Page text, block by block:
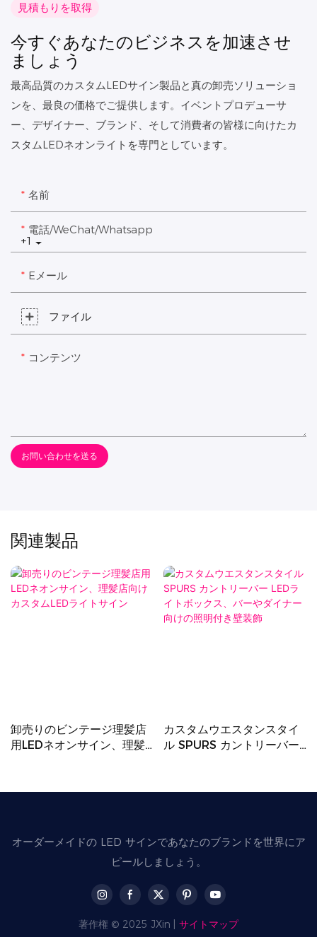
見積もりを取得
今すぐあなたのビジネスを加速させ
ましょう
最高品質のカスタムLEDサイン製品と真の卸売ソリューショ
ンを、最良の価格でご提供します。イベントプロデューサ
ー、デザイナー、ブランド、そして消費者の皆様に向けたカ
スタムLEDネオンライトを専門としています。
名前
+1
電話/WeChat/Whatsapp
Eメール
ファイル
コンテンツ
お問い合わせを送る
関連製品
卸売りのビンテージ理髪店
用LEDネオンサイン、理髪
カスタムウエスタンスタイ
ル SPURS カントリーバー
壁装飾
オーダーメイドの LED サインであなたのブランドを世界にア
ピールしましょう。
著作権 © 2025 JXin | サイトマップ